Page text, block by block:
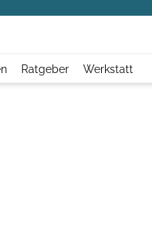
Ratgeber Werkstatt